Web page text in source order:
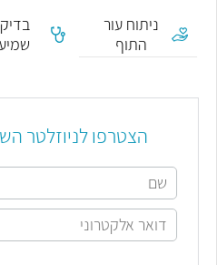
ניתוח עור
התוף
הצטרפו לניוזלטר